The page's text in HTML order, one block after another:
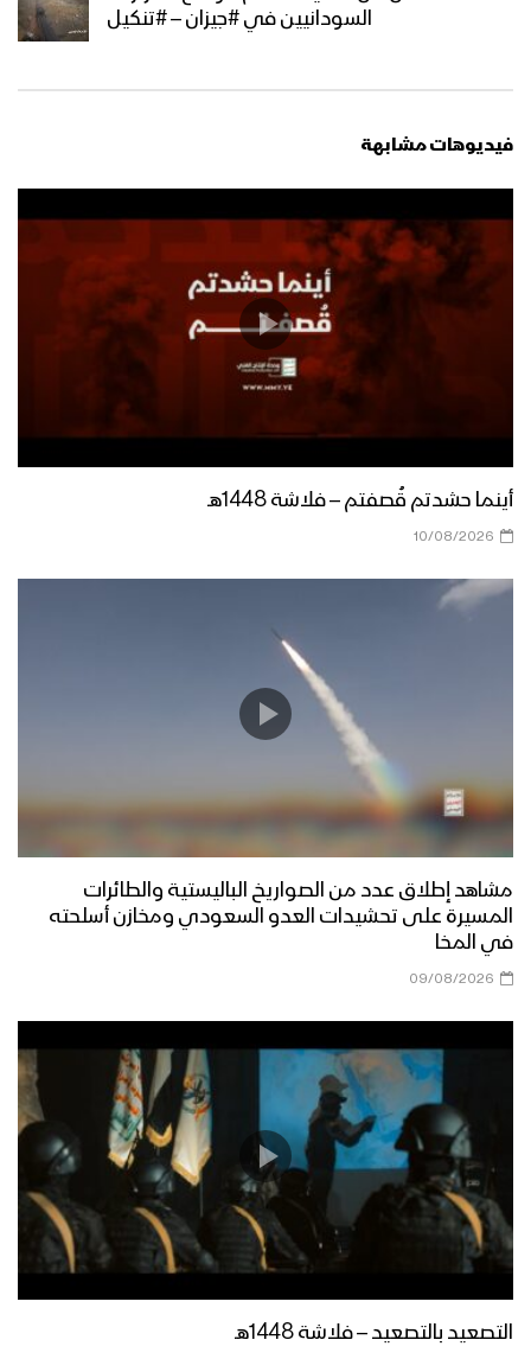
السودانيين في #جيزان – #تنكيل
فيديوهات مشابهة
أينما حشدتم قُصفتم – فلاشة 1448هـ
10/08/2026
مشاهد إطلاق عدد من الصواريخ الباليستية والطائرات
المسيرة على تحشيدات العدو السعودي ومخازن أسلحته
في المخا
09/08/2026
التصعيد بالتصعيد – فلاشة 1448هـ